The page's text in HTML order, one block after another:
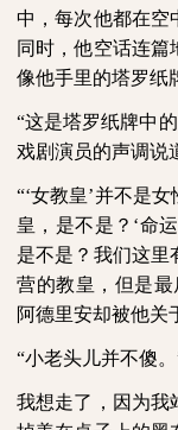
中，每次他都在空
同时，他空话连篇
像他手里的塔罗纸
“这是塔罗纸牌中
戏剧演员的声调说
“‘女教皇’并不是
皇，是不是？‘命
是不是？我们这里
营的教皇，但是最
阿德里安却被他关
“小老头儿并不傻。
我想走了，因为我